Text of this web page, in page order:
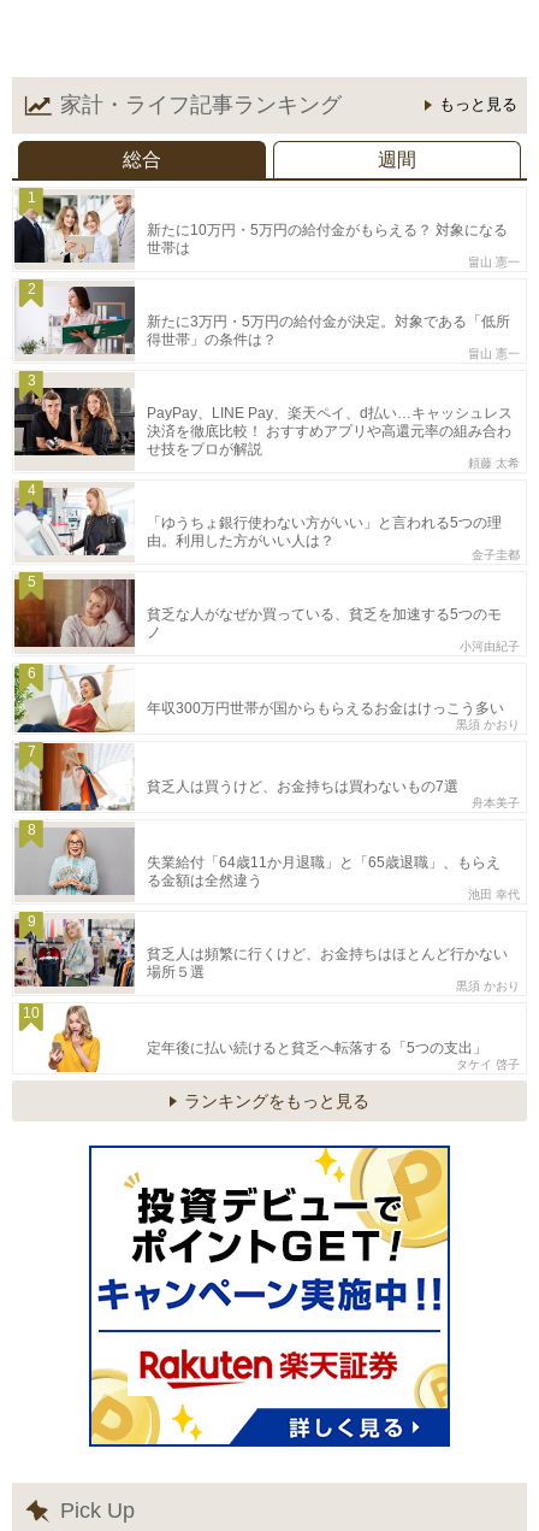
家計・ライフ記事ランキング もっと見る
総合 週間
1
新たに10万円・5万円の給付金がもらえる？ 対象になる
世帯は
畠山 憲一
2
新たに3万円・5万円の給付金が決定。対象である「低所
得世帯」の条件は？
畠山 憲一
3
PayPay、LINE Pay、楽天ペイ、d払い…キャッシュレス
決済を徹底比較！ おすすめアプリや高還元率の組み合わ
せ技をプロが解説
頼藤 太希
4
「ゆうちょ銀行使わない方がいい」と言われる5つの理
由。利用した方がいい人は？
金子圭都
5
貧乏な人がなぜか買っている、貧乏を加速する5つのモ
ノ
小河由紀子
6
年収300万円世帯が国からもらえるお金はけっこう多い
黒須 かおり
7
貧乏人は買うけど、お金持ちは買わないもの7選
舟本美子
8
失業給付「64歳11か月退職」と「65歳退職」、もらえ
る金額は全然違う
池田 幸代
9
貧乏人は頻繁に行くけど、お金持ちはほとんど行かない
場所５選
黒須 かおり
10
定年後に払い続けると貧乏へ転落する「5つの支出」
タケイ 啓子
ランキングをもっと見る
Pick Up